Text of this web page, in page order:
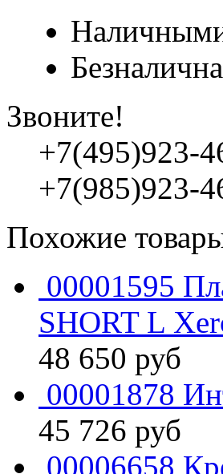
Звоните!
+7(495)923-
+7(985)923-
Похожие
00001595
SHORT L
48 650 руб
00001878
45 726 руб
00006658